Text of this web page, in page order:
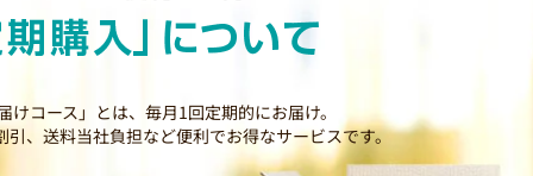
けコース」とは、毎月1回定期的にお届け。
引、送料当社負担など便利でお得なサービスです。